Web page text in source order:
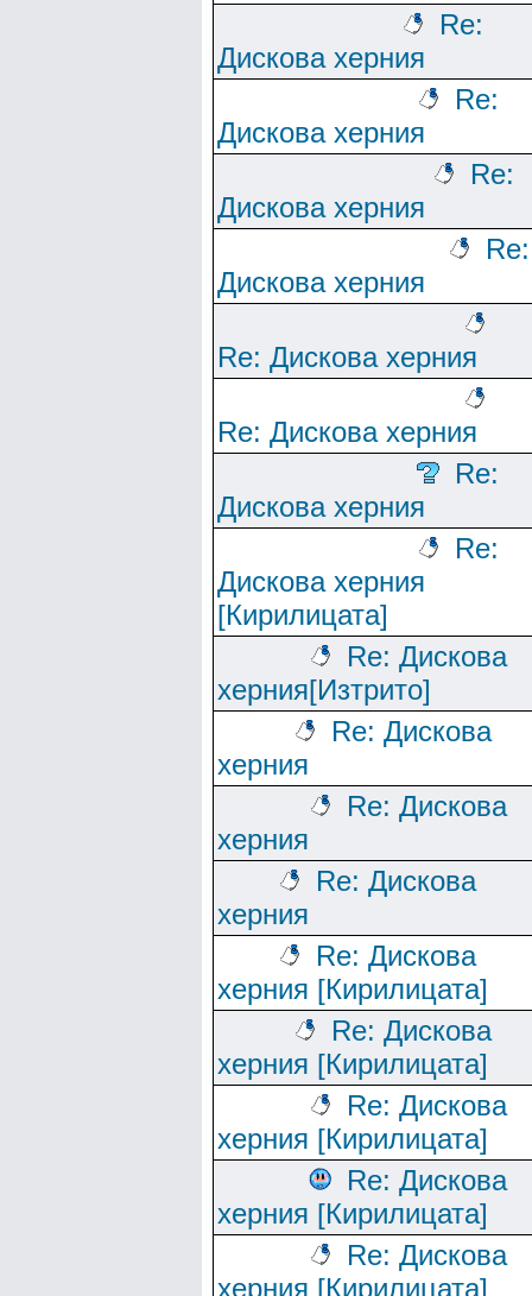
Re:
Дискова херния
Re:
Дискова херния
Re:
Дискова херния
Re:
Дискова херния
Re: Дискова херния
Re: Дискова херния
Re:
Дискова херния
Re:
Дискова херния
[Кирилицата]
Re: Дискова
херния[Изтрито]
Re: Дискова
херния
Re: Дискова
херния
Re: Дискова
херния
Re: Дискова
херния [Кирилицата]
Re: Дискова
херния [Кирилицата]
Re: Дискова
херния [Кирилицата]
Re: Дискова
херния [Кирилицата]
Re: Дискова
херния [Кирилицата]